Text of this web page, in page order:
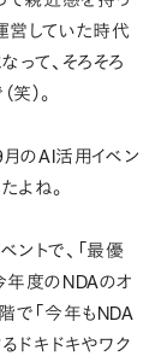
営していた時代
って、そろそろ
）。
のAI活用イベン
よね。
ントで、「最優
年度のNDAのオ
で「今年もNDA
ドキドキやワク